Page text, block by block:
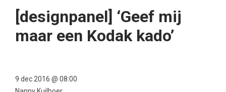
[designpanel] ‘Geef mij
maar een Kodak kado’
9 dec 2016 @ 08:00